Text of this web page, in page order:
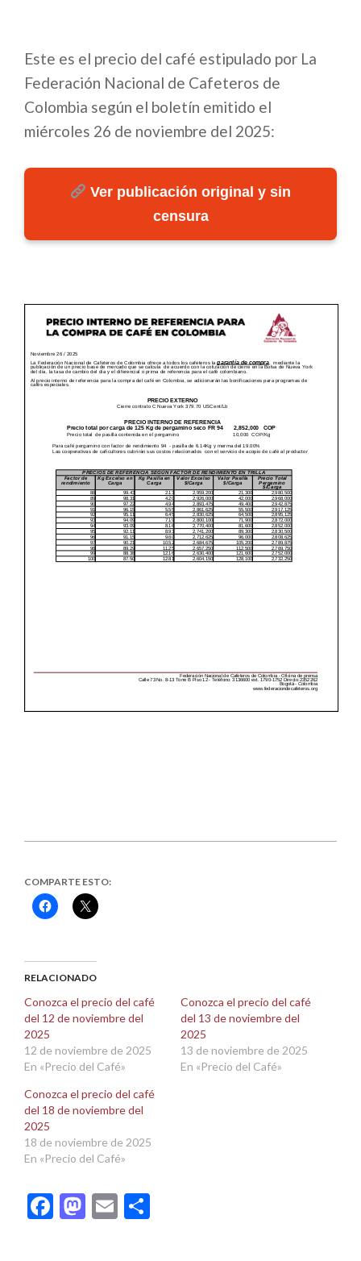
Este es el precio del café estipulado por La
Federación Nacional de Cafeteros de
Colombia según el boletín emitido el
miércoles 26 de noviembre del 2025:
Ver publicación original y sin
censura
COMPARTE ESTO:
Haz
clic
(Se
abre
una
ventana
nueva)
Haz
clic
(Se
abre
una
ventana
nueva)
RELACIONADO
Conozca el precio del café
del 12 de noviembre del
2025
12 de noviembre de 2025
En «Precio del Café»
Conozca el precio del café
del 13 de noviembre del
2025
13 de noviembre de 2025
En «Precio del Café»
Conozca el precio del café
del 18 de noviembre del
2025
18 de noviembre de 2025
En «Precio del Café»
Facebook
Mastodon
Email